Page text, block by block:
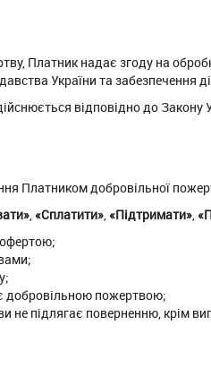
Платник надає згоду на
України та забезпечення
відповідно до Закону
Платником добровільної
,«Сплатити»,«Підтримати»,
добровільною пожертвою;
не підлягає поверненню, крім